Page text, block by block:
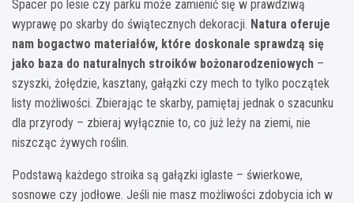
Spacer po lesie czy parku może zamienić się w prawdziwą
wyprawę po skarby do świątecznych dekoracji. Natura oferuje
nam bogactwo materiałów, które doskonale sprawdzą się
jako baza do naturalnych stroików bożonarodzeniowych –
szyszki, żołędzie, kasztany, gałązki czy mech to tylko początek
listy możliwości. Zbierając te skarby, pamiętaj jednak o szacunku
dla przyrody – zbieraj wyłącznie to, co już leży na ziemi, nie
niszcząc żywych roślin.
Podstawą każdego stroika są gałązki iglaste – świerkowe,
sosnowe czy jodłowe. Jeśli nie masz możliwości zdobycia ich w